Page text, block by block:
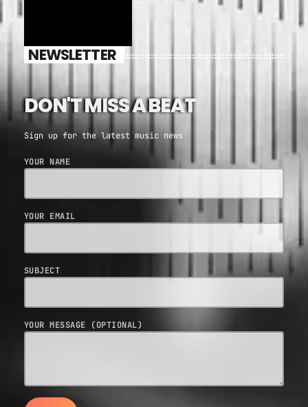
NEWSLETTER
DON'T MISS A BEAT
Sign up for the latest music news
YOUR NAME
YOUR EMAIL
SUBJECT
YOUR MESSAGE (OPTIONAL)